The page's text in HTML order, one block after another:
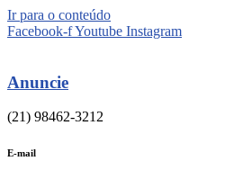
Ir para o conteúdo
Facebook-fYoutube Instagram
Anuncie
(21) 98462-3212
E-mail